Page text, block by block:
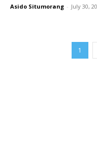
Asido Situmorang - July 30,
1